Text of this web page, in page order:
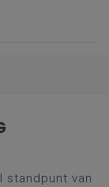
van